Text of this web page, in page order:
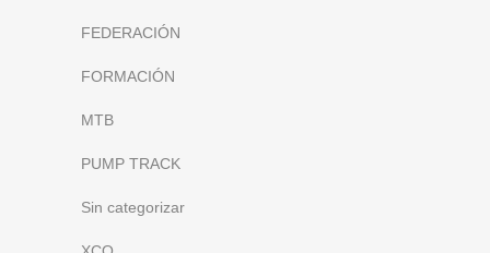
FEDERACIÓN
FORMACIÓN
MTB
PUMP TRACK
Sin categorizar